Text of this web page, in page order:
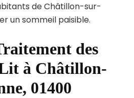
de Châtillon-sur-
un sommeil paisible.
des
à Châtillon-
01400